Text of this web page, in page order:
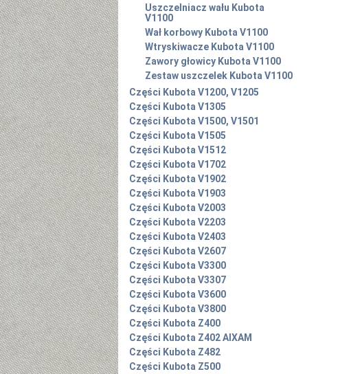
Uszczelniacz wału Kubota
V1100
Wał korbowy Kubota V1100
Wtryskiwacze Kubota V1100
Zawory głowicy Kubota V1100
Zestaw uszczelek Kubota V1100
Części Kubota V1200, V1205
Części Kubota V1305
Części Kubota V1500, V1501
Części Kubota V1505
Części Kubota V1512
Części Kubota V1702
Części Kubota V1902
Części Kubota V1903
Części Kubota V2003
Części Kubota V2203
Części Kubota V2403
Części Kubota V2607
Części Kubota V3300
Części Kubota V3307
Części Kubota V3600
Części Kubota V3800
Części Kubota Z400
Części Kubota Z402 AIXAM
Części Kubota Z482
Części Kubota Z500